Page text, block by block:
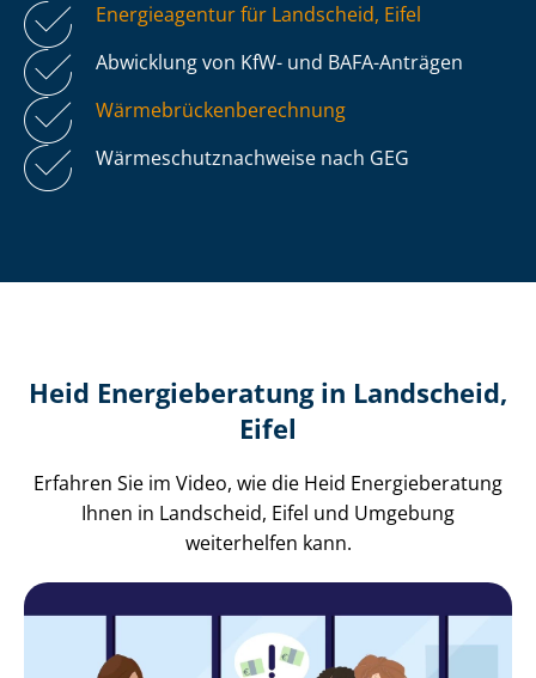
Energieagentur für Landscheid, Eifel
Abwicklung von KfW- und BAFA-Anträgen
Wär­me­brü­cken­be­rech­nung
Wär­me­schutz­nach­wei­se nach GEG
Heid Energieberatung in Landscheid,
Eifel
Erfahren Sie im Video, wie die Heid Energieberatung
Ihnen in Landscheid, Eifel und Umgebung
weiterhelfen kann.